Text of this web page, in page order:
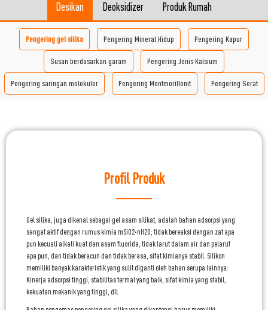
Desikan Deoksidizer Produk Rumah
Pengering gel silika Pengering Mineral Hidup Pengering Kapur
Susan berdasarkan garam Pengering Jenis Kalsium
Pengering saringan molekuler Pengering Montmorillonit Pengering Serat
Profil Produk
Gel silika, juga dikenal sebagai gel asam silikat, adalah bahan adsorpsi yang
sangat aktif dengan rumus kimia mSiO2·nH2O; tidak bereaksi dengan zat apa
pun kecuali alkali kuat dan asam fluorida, tidak larut dalam air dan pelarut
apa pun, dan tidak beracun dan tidak berasa, sifat kimianya stabil. Silikon
memiliki banyak karakteristik yang sulit diganti oleh bahan serupa lainnya:
Kinerja adsorpsi tinggi, stabilitas termal yang baik, sifat kimia yang stabil,
kekuatan mekanik yang tinggi, dll.